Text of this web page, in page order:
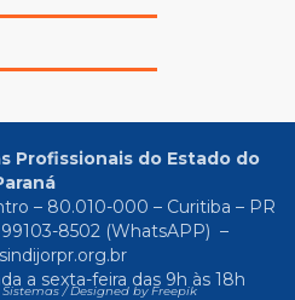
Profissionais do Estado do
– 80.010-000 – Curitiba – PR
8502(WhatsAPP) –
a sexta-feira das 9h às 18h
Sistemas /Designed by Freepik